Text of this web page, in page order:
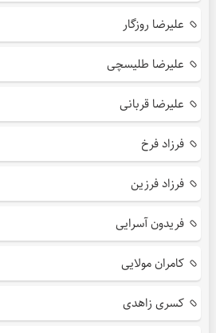
علیرضا روزگار
علیرضا طلیسچی
علیرضا قربانی
فرزاد فرخ
فرزاد فرزین
فریدون آسرایی
کامران مولایی
کسری زاهدی